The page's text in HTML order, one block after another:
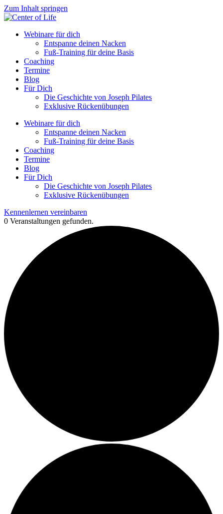
Zum Inhalt springen
Webinare für dich
Entspanne deinen Nacken
Fuß-Training für deine Basis
Coaching
Termine
Blog
Für Dich
Die Geschichte von Joseph Pilates
Exklusive Rückenübungen
Webinare für dich
Entspanne deinen Nacken
Fuß-Training für deine Basis
Coaching
Termine
Blog
Für Dich
Die Geschichte von Joseph Pilates
Exklusive Rückenübungen
Kennenlernen vereinbaren
0 Veranstaltungen gefunden.